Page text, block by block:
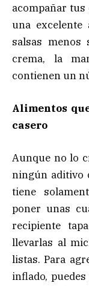
acompañar tus
una excelente
salsas menos
crema, la
contienen un
Alimentos
casero
Aunque no lo
ningún aditivo
tiene
poner unas
recipiente
llevarlas al
listas. Para
inflado,